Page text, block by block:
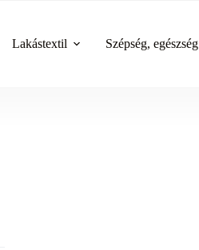
Lakástextil Szépség, egészség